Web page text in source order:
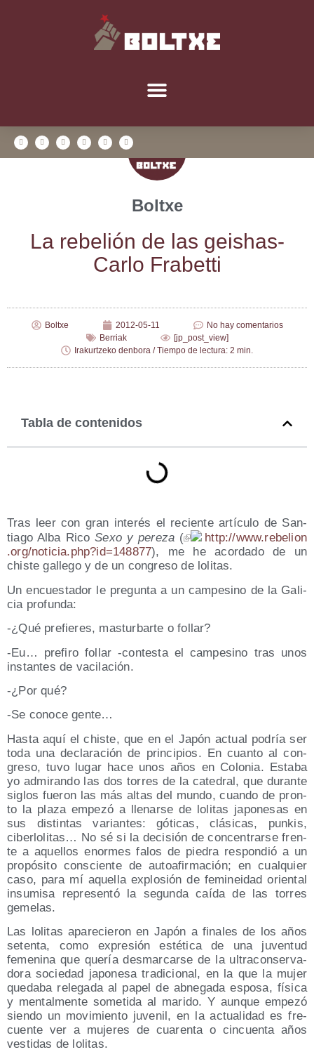
Boltxe
La rebe­lión de las geishas-
Car­lo Frabetti
Boltxe 2012-05-11
No hay comentarios
Berriak
[jp_post_view]
Irakurtzeko denbora / Tiempo de lectura: 2 min.
Tabla de contenidos
Tras leer con gran inte­rés el recien­te artícu­lo de San­
tia­go Alba RicoSexo y pere­za (
http://​www​.rebe​lion​
.org/​n​o​t​i​c​i​a​.​p​h​p​?​i​d​=​1​4​8​877), me he acor­da­do de un
chis­te galle­go y de un con­gre­so de lolitas.
Un encues­ta­dor le pre­gun­ta a un cam­pe­sino de la Gali­
cia profunda:
-¿Qué pre­fie­res, mas­tur­bar­te o follar?
-Eu… pre­fi­ro follar ‑con­tes­ta el cam­pe­sino tras unos
ins­tan­tes de vacilación.
-¿Por qué?
-Se cono­ce gente…
Has­ta aquí el chis­te, que en el Japón actual podría ser
toda una decla­ra­ción de prin­ci­pios. En cuan­to al con­
gre­so, tuvo lugar hace unos años en Colo­nia. Esta­ba
yo admi­ran­do las dos torres de la cate­dral, que duran­te
siglos fue­ron las más altas del mun­do, cuan­do de pron­
to la pla­za empe­zó a lle­nar­se de loli­tas japo­ne­sas en
sus dis­tin­tas varian­tes: góti­cas, clá­si­cas, pun­kis,
ciber­lo­li­tas… No sé si la deci­sión de con­cen­trar­se fren­
te a aque­llos enor­mes falos de pie­dra res­pon­dió a un
pro­pó­si­to cons­cien­te de auto­afir­ma­ción; en cual­quier
caso, para mí aque­lla explo­sión de femi­nei­dad orien­tal
insu­mi­sa repre­sen­tó la segun­da caí­da de las torres
gemelas.
Las loli­tas apa­re­cie­ron en Japón a fina­les de los años
seten­ta, como expre­sión esté­ti­ca de una juven­tud
feme­ni­na que que­ría des­mar­car­se de la ultra­con­ser­va­
do­ra socie­dad japo­ne­sa tra­di­cio­nal, en la que la mujer
que­da­ba rele­ga­da al papel de abne­ga­da espo­sa, físi­ca
y men­tal­men­te some­ti­da al mari­do. Y aun­que empe­zó
sien­do un movi­mien­to juve­nil, en la actua­li­dad es fre­
cuen­te ver a muje­res de cua­ren­ta o cin­cuen­ta años
ves­ti­das de lolitas.